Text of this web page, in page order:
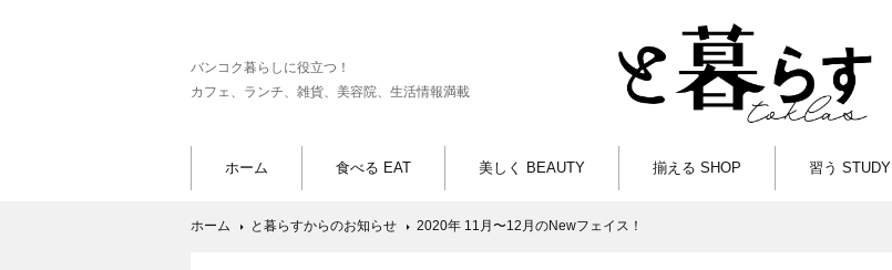
バンコク暮らしに役立つ！
カフェ、ランチ、雑貨、美容院、生活情報満載
ホーム 食べる EAT 美しく BEAUTY 揃える SHOP 習う STUDY
ホーム と暮らすからのお知らせ 2020年 11月〜12月のNewフェイス！